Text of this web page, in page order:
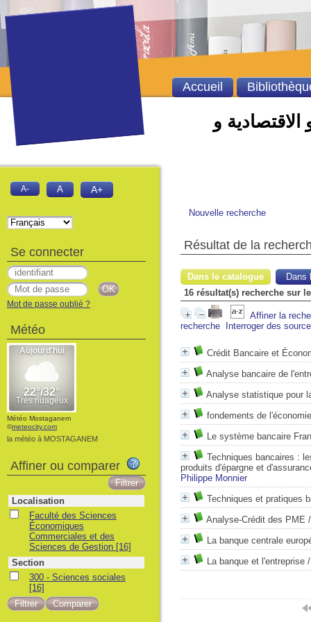
الاقتصادية و
Nouvelle recherche
Résultat de la
Dans le catalogue
Dans
16 résultat(s) recherche sur
Affiner la
recherche
Interroger des
Crédit Bancaire et
Analyse bancaire de
Analyse statistique pour
fondements de
Le système bancaire
Techniques bancaires :
produits d'épargne et
Philippe Monnier
Techniques et pratiques
Analyse-Crédit des PME
La banque centrale
La banque et l'entreprise
Accueil
A- A A+
Se connecter
Mot de passe oublié ?
Météo
Météo Mostaganem
©meteocity.com
la météo à MOSTAGANEM
Affiner ou comparer
Localisation
Faculté des Sciences
Économiques
Commerciales et des
Sciences de Gestion [16]
Section
300 - Sciences sociales
[16]